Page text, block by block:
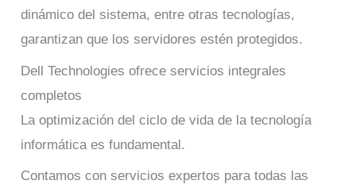
dinámico del sistema, entre otras tecnologías,
garantizan que los servidores estén protegidos.
Dell Technologies ofrece servicios integrales
completos
La optimización del ciclo de vida de la tecnología
informática es fundamental.
Contamos con servicios expertos para todas las